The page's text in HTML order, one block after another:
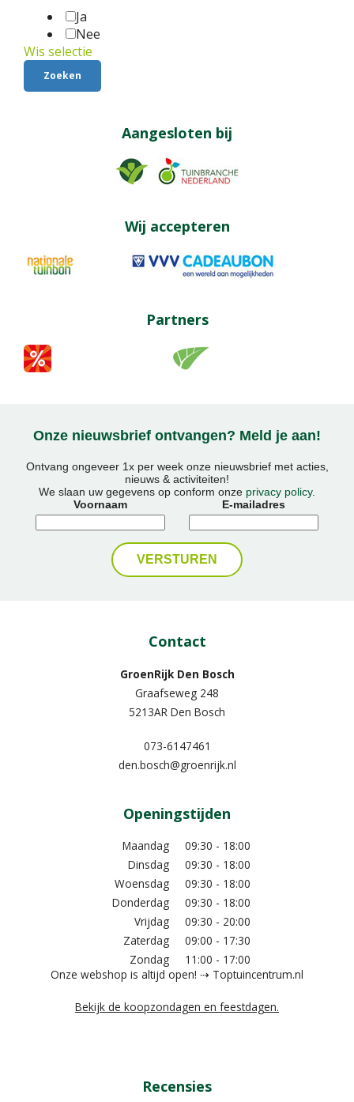
Ja
Nee
Wis selectie
Aangesloten bij
Wij accepteren
Partners
Onze nieuwsbrief ontvangen? Meld je aan!
Ontvang ongeveer 1x per week onze nieuwsbrief met acties,
nieuws & activiteiten!
We slaan uw gegevens op conform onze privacy policy.
Voornaam
E-mailadres
Contact
GroenRijk Den Bosch
Graafseweg 248
5213AR Den Bosch
073-6147461
den.bosch@groenrijk.nl
Openingstijden
Maandag
09:30 - 18:00
Dinsdag
09:30 - 18:00
Woensdag
09:30 - 18:00
Donderdag
09:30 - 18:00
Vrijdag
09:30 - 20:00
Zaterdag
09:00 - 17:30
Zondag
11:00 - 17:00
Onze webshop is altijd open! ⇢ Toptuincentrum.nl
Bekijk de koopzondagen en feestdagen.
Recensies